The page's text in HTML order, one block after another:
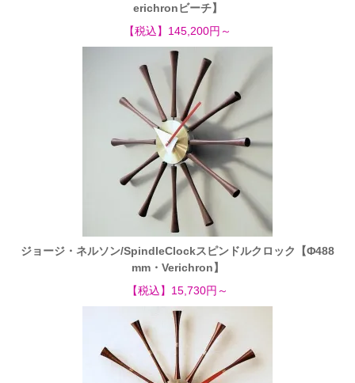
erichronビーチ】
【税込】145,200円～
ジョージ・ネルソン/SpindleClockスピンドルクロック【Φ488
mm・Verichron】
【税込】15,730円～